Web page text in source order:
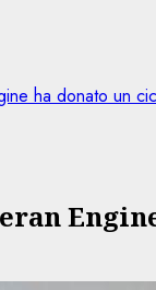
ha donato un